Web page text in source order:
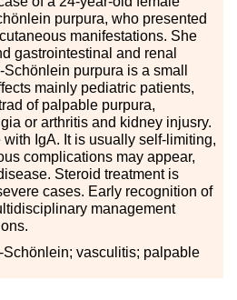
purpura, who presented
manifestations. She
gastrointestinal and renal
purpura is a small
mainly pediatric patients,
of palpable purpura,
or arthritis and kidney injusry.
with IgA. It is usually self-limiting,
complications may appear,
Steroid treatment is
cases. Early recognition of
management
Schönlein; vasculitis; palpable